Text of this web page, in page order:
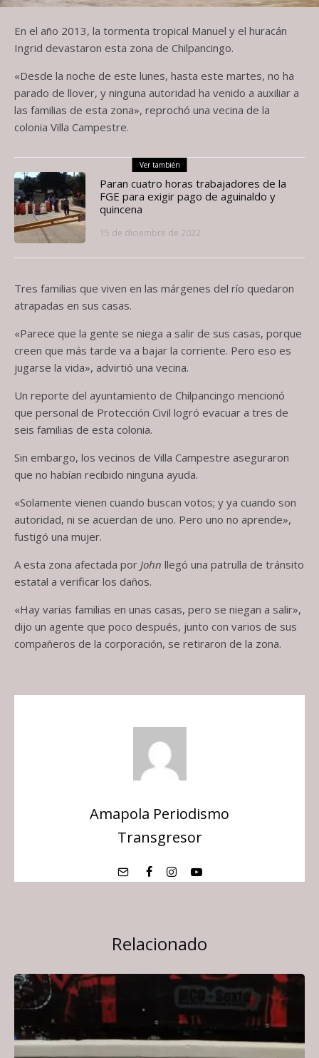
En el año 2013, la tormenta tropical Manuel y el huracán
Ingrid devastaron esta zona de Chilpancingo.
«Desde la noche de este lunes, hasta este martes, no ha
parado de llover, y ninguna autoridad ha venido a auxiliar a
las familias de esta zona», reprochó una vecina de la
colonia Villa Campestre.
Ver también
Paran cuatro horas trabajadores de la
FGE para exigir pago de aguinaldo y
quincena
15 de diciembre de 2022
Tres familias que viven en las márgenes del río quedaron
atrapadas en sus casas.
«Parece que la gente se niega a salir de sus casas, porque
creen que más tarde va a bajar la corriente. Pero eso es
jugarse la vida», advirtió una vecina.
Un reporte del ayuntamiento de Chilpancingo mencionó
que personal de Protección Civil logró evacuar a tres de
seis familias de esta colonia.
Sin embargo, los vecinos de Villa Campestre aseguraron
que no habían recibido ninguna ayuda.
«Solamente vienen cuando buscan votos; y ya cuando son
autoridad, ni se acuerdan de uno. Pero uno no aprende»,
fustigó una mujer.
A esta zona afectada por John llegó una patrulla de tránsito
estatal a verificar los daños.
«Hay varias familias en unas casas, pero se niegan a salir»,
dijo un agente que poco después, junto con varios de sus
compañeros de la corporación, se retiraron de la zona.
Amapola Periodismo
Transgresor
Relacionado